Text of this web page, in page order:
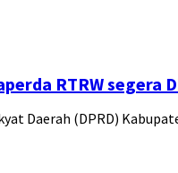
RTRW segera
Daerah (DPRD)